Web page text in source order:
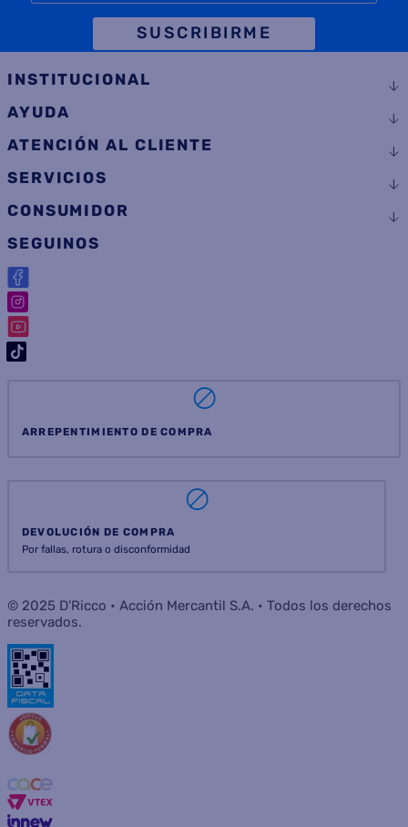
SUSCRIBIRME
INSTITUCIONAL
AYUDA
ATENCIÓN AL CLIENTE
SERVICIOS
CONSUMIDOR
SEGUINOS
ARREPENTIMIENTO DE COMPRA
DEVOLUCIÓN DE COMPRA
Por fallas, rotura o disconformidad
© 2025 D'Ricco • Acción Mercantil S.A. • Todos los derechos
reservados.